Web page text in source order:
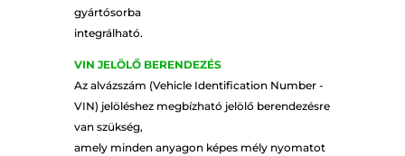
gyártósorba
integrálható.
VIN JELÖLŐ BERENDEZÉS
Az alvázszám (Vehicle Identification Number -
VIN) jelöléshez megbízható jelölő berendezésre
van szükség,
amely minden anyagon képes mély nyomatot